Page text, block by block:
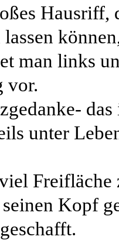
Hausriff,
man links
vor.
unter
Freifläche
Kopf